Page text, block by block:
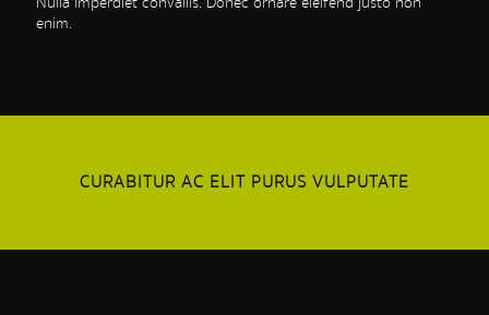
enim.
CURABITUR AC ELIT PURUS VULPUTATE